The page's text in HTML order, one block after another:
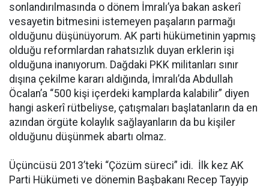
sonlandırılmasında o dönem İmralı’ya bakan askerî
vesayetin bitmesini istemeyen paşaların parmağı
olduğunu düşünüyorum. AK parti hükümetinin yapmış
olduğu reformlardan rahatsızlık duyan erklerin işi
olduğuna inanıyorum. Dağdaki PKK militanları sınır
dışına çekilme kararı aldığında, İmralı’da Abdullah
Öcalan’a “500 kişi içerdeki kamplarda kalabilir” diyen
hangi askerî rütbeliyse, çatışmaları başlatanların da en
azından örgüte kolaylık sağlayanların da bu kişiler
olduğunu düşünmek abartı olmaz.
Üçüncüsü 2013’teki “Çözüm süreci” idi. İlk kez AK
Parti Hükümeti ve dönemin Başbakanı Recep Tayyip